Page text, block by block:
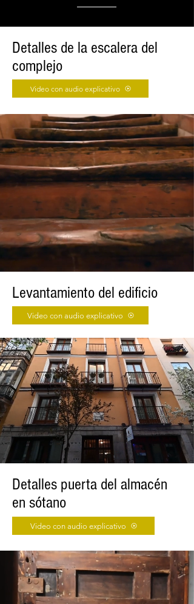
Detalles de la escalera del
complejo
Video con audio explicativo
Levantamiento del edificio
Video con audio explicativo
Detalles puerta del almacén
en sótano
Video con audio explicativo